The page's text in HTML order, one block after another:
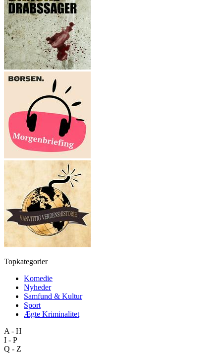
Topkategorier
Komedie
Nyheder
Samfund & Kultur
Sport
Ægte Kriminalitet
A - H
I - P
Q - Z